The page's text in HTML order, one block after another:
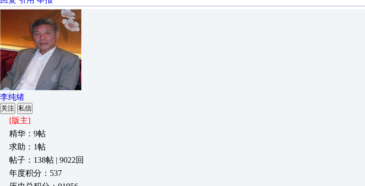
李纯绪
关注 私信
[版主]
精华：9帖
求助：1帖
帖子：138帖 | 9022回
年度积分：537